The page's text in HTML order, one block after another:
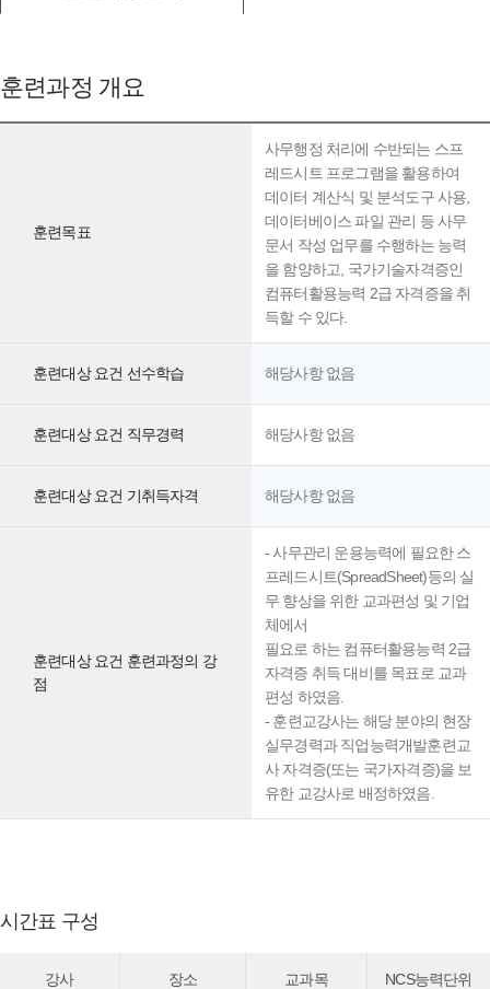
훈련과정 개요
훈련목표
사무행정 처리에 수반되는 스프
레드시트 프로그램을 활용하여
데이터 계산식 및 분석도구 사용,
데이터베이스 파일 관리 등 사무
문서 작성 업무를 수행하는 능력
을 함양하고, 국가기술자격증인
컴퓨터활용능력 2급 자격증을 취
득할 수 있다.
훈련대상 요건 선수학습 해당사항 없음
훈련대상 요건 직무경력 해당사항 없음
훈련대상 요건 기취득자격 해당사항 없음
훈련대상 요건 훈련과정의 강
점
- 사무관리 운용능력에 필요한 스
프레드시트(SpreadSheet)등의 실
무 향상을 위한 교과편성 및 기업
체에서
필요로 하는 컴퓨터활용능력 2급
자격증 취득 대비를 목표로 교과
편성 하였음.
- 훈련교강사는 해당 분야의 현장
실무경력과 직업능력개발훈련교
사 자격증(또는 국가자격증)을 보
유한 교강사로 배정하였음.
시간표 구성
강사 장소 교과목 NCS능력단위